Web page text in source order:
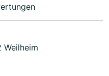
Weilheim